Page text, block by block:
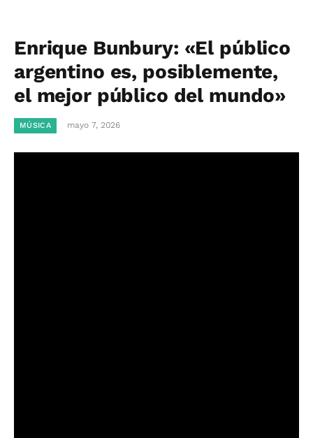
Enrique Bunbury: «El público
argentino es, posiblemente,
el mejor público del mundo»
MÚSICA mayo 7, 2026